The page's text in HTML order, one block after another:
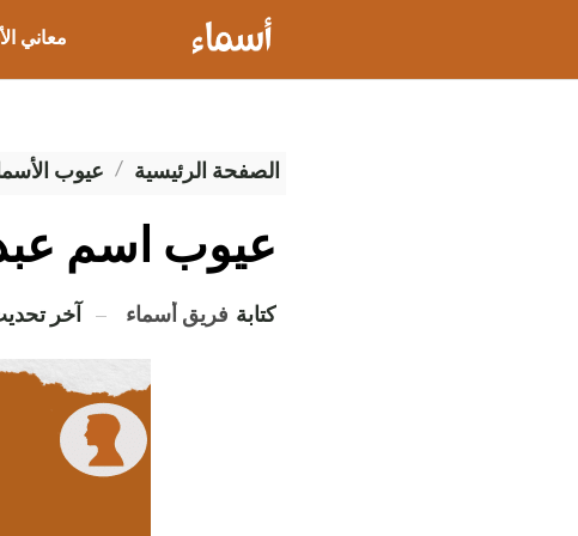
معاني
الصفحة الرئيسية عيوب
عيوب اسم
كتابة فريق أسماء آخر